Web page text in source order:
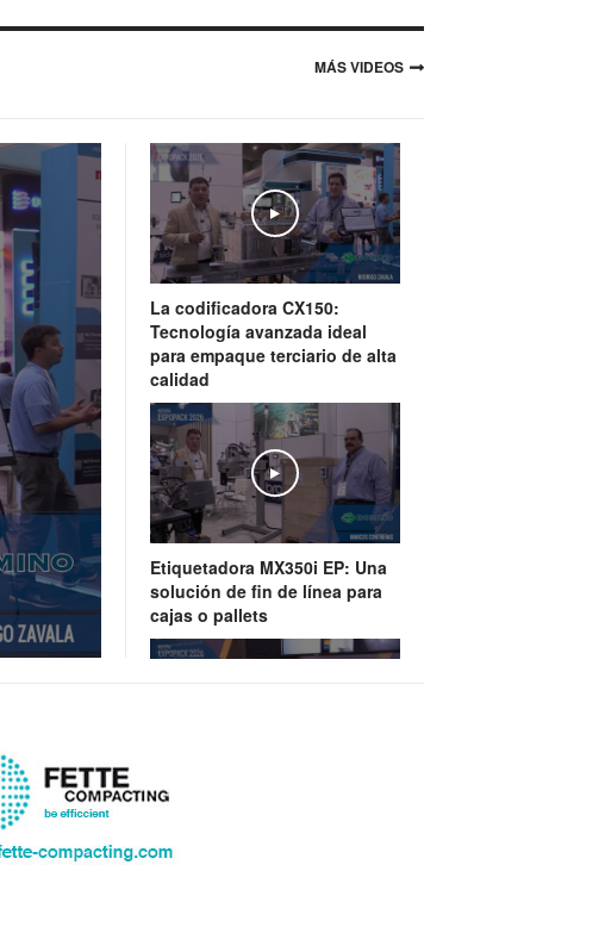
MÁS VIDEOS
Play
La codificadora CX150:
Tecnología avanzada ideal
para empaque terciario de alta
calidad
Play
Etiquetadora MX350i EP: Una
solución de fin de línea para
cajas o pallets
Watson-Marlow, tecnología de
de última generación